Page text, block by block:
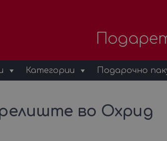
Категории Подарочно
во Охрид